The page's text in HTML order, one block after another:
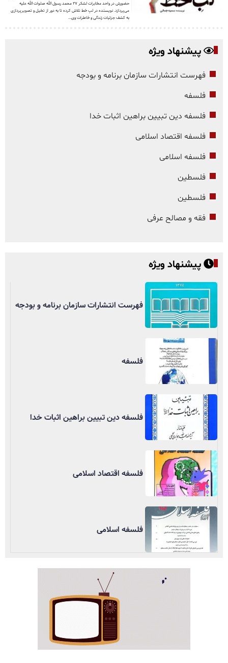
حضورش در واحد مخابرات لشکر ۲۷ محمد رسول الله صلوات الله علیه
می‌پردازد. نویسنده در لبِ خط تلاش کرده تا به دور از تخیل و تصویرپردازی
به کشف جزئیات زندگی و خاطرات وی...
پیشنهاد ویژه
فهرست انتشارات سازمان برنامه و بودجه
فلسفه
فلسفه دین تبیین براهین اثبات خدا
فلسفه اقتصاد اسلامی
فلسفه اسلامی
فلسطین
فلسطین
فقه و مصالح عرفی
پیشنهاد ویژه
فهرست انتشارات سازمان برنامه و بودجه
فلسفه
فلسفه دین تبیین براهین اثبات خدا
فلسفه اقتصاد اسلامی
فلسفه اسلامی